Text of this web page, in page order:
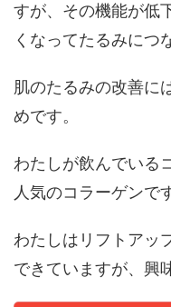
すが、その機能が低
くなってたるみにつ
肌のたるみの改善に
めです。
わたしが飲んでいる
人気のコラーゲンで
わたしはリフトアッ
できていますが、興